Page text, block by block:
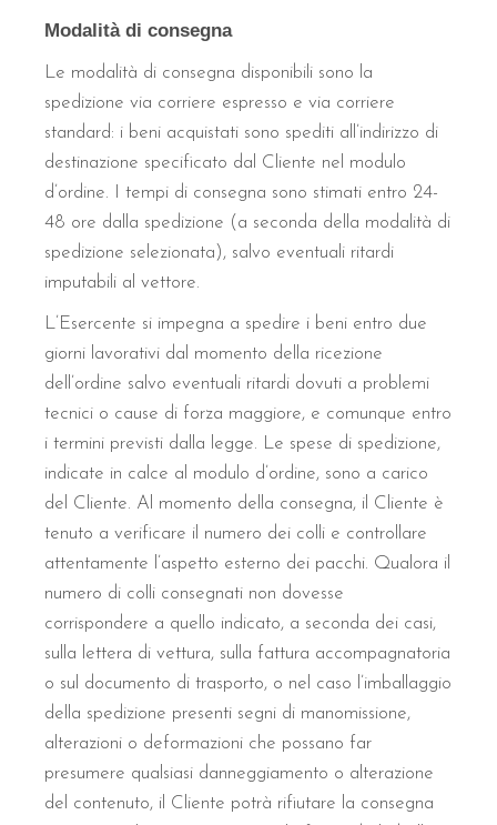
Modalità di consegna
Le modalità di consegna disponibili sono la
spedizione via corriere espresso e via corriere
standard: i beni acquistati sono spediti all’indirizzo di
destinazione specificato dal Cliente nel modulo
d’ordine. I tempi di consegna sono stimati entro 24-
48 ore dalla spedizione (a seconda della modalità di
spedizione selezionata), salvo eventuali ritardi
imputabili al vettore.
L’Esercente si impegna a spedire i beni entro due
giorni lavorativi dal momento della ricezione
dell’ordine salvo eventuali ritardi dovuti a problemi
tecnici o cause di forza maggiore, e comunque entro
i termini previsti dalla legge. Le spese di spedizione,
indicate in calce al modulo d’ordine, sono a carico
del Cliente. Al momento della consegna, il Cliente è
tenuto a verificare il numero dei colli e controllare
attentamente l’aspetto esterno dei pacchi. Qualora il
numero di colli consegnati non dovesse
corrispondere a quello indicato, a seconda dei casi,
sulla lettera di vettura, sulla fattura accompagnatoria
o sul documento di trasporto, o nel caso l’imballaggio
della spedizione presenti segni di manomissione,
alterazioni o deformazioni che possano far
presumere qualsiasi danneggiamento o alterazione
del contenuto, il Cliente potrà rifiutare la consegna